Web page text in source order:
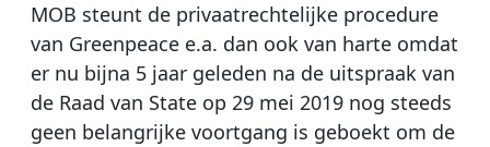
MOB steunt de privaatrechtelijke procedure
van Greenpeace e.a. dan ook van harte omdat
er nu bijna 5 jaar geleden na de uitspraak van
de Raad van State op 29 mei 2019 nog steeds
geen belangrijke voortgang is geboekt om de